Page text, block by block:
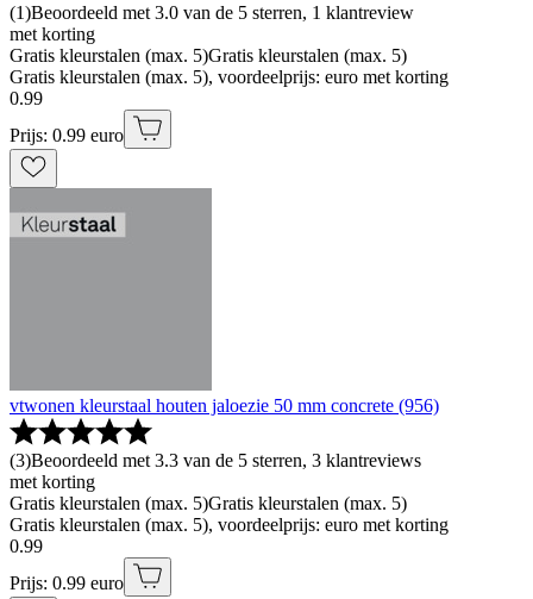
(1)Beoordeeld met 3.0 van de 5 sterren, 1 klantreview
met korting
Gratis kleurstalen (max. 5)Gratis kleurstalen (max. 5)
Gratis kleurstalen (max. 5), voordeelprijs: euro met korting
0.99
Prijs: 0.99 euro
vtwonen kleurstaal houten jaloezie 50 mm concrete (956)
(3)Beoordeeld met 3.3 van de 5 sterren, 3 klantreviews
met korting
Gratis kleurstalen (max. 5)Gratis kleurstalen (max. 5)
Gratis kleurstalen (max. 5), voordeelprijs: euro met korting
0.99
Prijs: 0.99 euro